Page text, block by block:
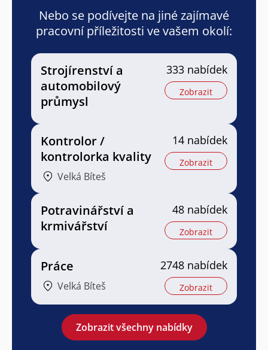
Nebo se podívejte na jiné zajímavé
pracovní příležitosti ve vašem okolí:
Strojírenství a
automobilový
průmysl
333 nabídek
Zobrazit
Kontrolor /
kontrolorka kvality
Velká Bíteš
14 nabídek
Zobrazit
Potravinářství a
krmivářství
48 nabídek
Zobrazit
Práce
Velká Bíteš
2748 nabídek
Zobrazit
Zobrazit všechny nabídky